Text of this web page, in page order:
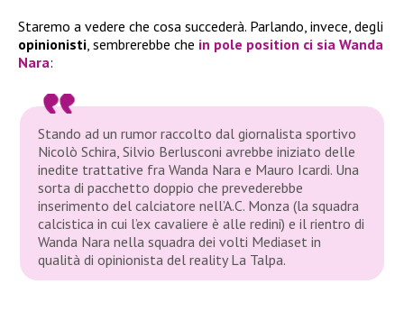
Staremo a vedere che cosa succederà. Parlando, invece, degli
opinionisti , sembrerebbe che in pole position ci sia Wanda
Nara:
Stando ad un rumor raccolto dal giornalista sportivo
Nicolò Schira, Silvio Berlusconi avrebbe iniziato delle
inedite trattative fra Wanda Nara e Mauro Icardi. Una
sorta di pacchetto doppio che prevederebbe
inserimento del calciatore nell’A.C. Monza (la squadra
calcistica in cui l’ex cavaliere è alle redini) e il rientro di
Wanda Nara nella squadra dei volti Mediaset in
qualità di opinionista del reality La Talpa.